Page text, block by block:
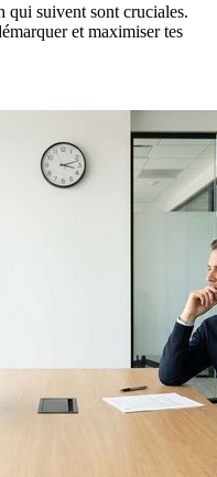
qui suivent sont cruciales.
et maximiser tes